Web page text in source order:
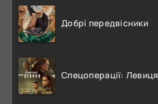
Добрі передвісники
Спецоперації: Левиця